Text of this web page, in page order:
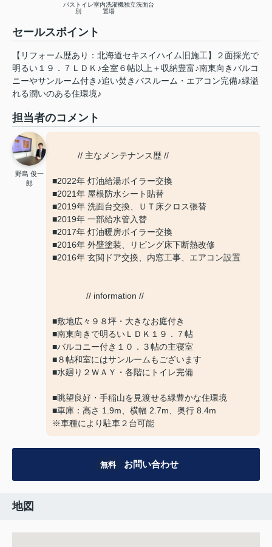
バストイレ
別
室内洗濯機
置場
独立洗面台
セールスポイント
【リフォーム歴あり：北海道セキスイハイム旧施工】２面採光で
明るい１９．７ＬＤＫ♪全室６帖以上＋収納豊富♪南東向きバルコ
ニーやサンルーム付き♪追い焚きバスルーム・エアコン完備♪緑溢
れる潤いのある住環境♪
担当者のコメント
野島 俊一
郎
// 主なメンテナンス歴 //
■2022年 灯油給湯ボイラー交換
■2021年 屋根防水シート貼替
■2019年 洗面台交換、ＵＴ床クロス張替
■2019年 一部給水管入替
■2017年 灯油暖房ボイラー交換
■2016年 外壁塗装、リビング床下断熱改修
■2016年 玄関ドア交換、内窓工事、エアコン設置
// information //
■敷地広々９８坪・大きなお庭付き
■南東向きで明るいＬＤＫ１９．７帖
■バルコニー付き１０．３帖の主寝室
■８帖和室にはサンルームもございます
■水廻り２ＷＡＹ・各階にトイレ完備
■眺望良好・手稲山を見渡せる緑豊かな住環境
■車庫：高さ 1.9m、横幅 2.7m、奥行 8.4m
※車種により駐車２台可能
無料 お問い合わせ
地図